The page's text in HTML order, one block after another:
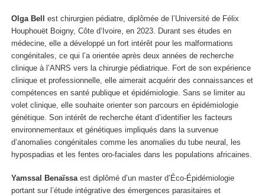
Olga Bell
est chirurgien pédiatre, diplômée de l’Université de Félix
Houphouët Boigny, Côte d’Ivoire, en 2023. Durant ses études en
médecine, elle a développé un fort intérêt pour les malformations
congénitales, ce qui l’a orientée après deux années de recherche
clinique à l’ANRS vers la chirurgie pédiatrique. Fort de son expérience
clinique et professionnelle, elle aimerait acquérir des connaissances et
compétences en santé publique et épidémiologie. Sans se limiter au
volet clinique, elle souhaite orienter son parcours en épidémiologie
génétique. Son intérêt de recherche étant d’identifier les facteurs
environnementaux et génétiques impliqués dans la survenue
d’anomalies congénitales comme les anomalies du tube neural, les
hypospadias et les fentes oro-faciales dans les populations africaines.
Yamssal Benaïssaest diplômé d’un master d’Éco-Épidémiologie
portant sur l’étude intégrative des émergences parasitaires et